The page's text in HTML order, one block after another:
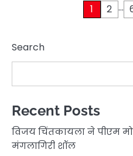
1 2 …
Search
Recent Posts
विजय चिंतकायला ने पीएम
मंगलागिरी शॉल